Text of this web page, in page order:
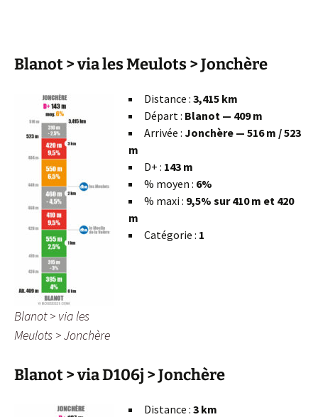
Blanot > via les Meulots > Jonchère
Blanot > via les
Meulots > Jonchère
Distance : 3,415 km
Départ : Blanot — 409 m
Arrivée : Jonchère — 516 m / 523
m
D+ : 143 m
% moyen : 6%
% maxi : 9,5% sur 410 m et 420
m
Catégorie : 1
Blanot > via D106j > Jonchère
Distance : 3 km